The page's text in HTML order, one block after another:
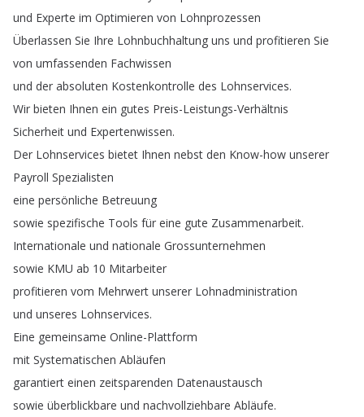
und Experte im Optimieren von Lohnprozessen
Überlassen Sie Ihre Lohnbuchhaltung uns und profitieren Sie
von umfassenden Fachwissen
und der absoluten Kostenkontrolle des Lohnservices.
Wir bieten Ihnen ein gutes Preis-Leistungs-Verhältnis
Sicherheit und Expertenwissen.
Der Lohnservices bietet Ihnen nebst den Know-how unserer
Payroll Spezialisten
eine persönliche Betreuung
sowie spezifische Tools für eine gute Zusammenarbeit.
Internationale und nationale Grossunternehmen
sowie KMU ab 10 Mitarbeiter
profitieren vom Mehrwert unserer Lohnadministration
und unseres Lohnservices.
Eine gemeinsame Online-Plattform
mit Systematischen Abläufen
garantiert einen zeitsparenden Datenaustausch
sowie überblickbare und nachvollziehbare Abläufe.